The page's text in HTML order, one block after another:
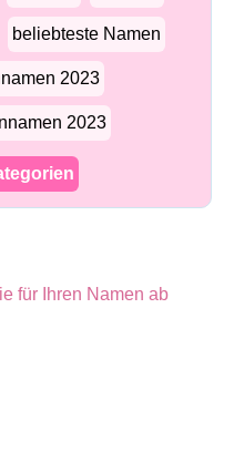
beliebteste Namen
2023
2023
für Ihren Namen ab